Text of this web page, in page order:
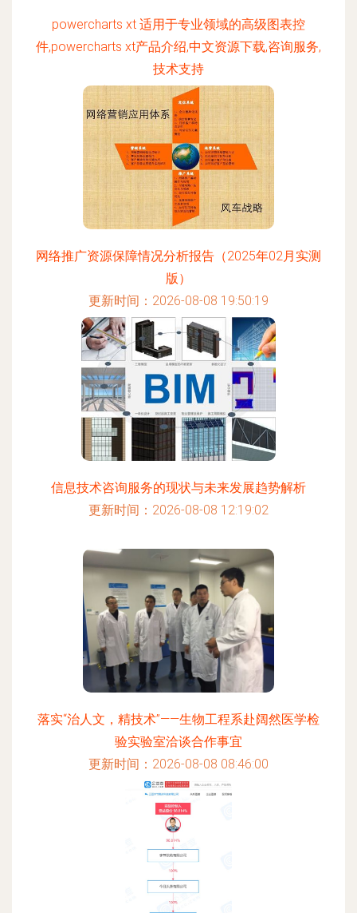
powercharts xt 适用于专业领域的高级图表控
件,powercharts xt产品介绍,中文资源下载,咨询服务,
技术支持
更新时间：2026-08-08 01:44:55
网络推广资源保障情况分析报告（2025年02月实测
版）
更新时间：2026-08-08 19:50:19
信息技术咨询服务的现状与未来发展趋势解析
更新时间：2026-08-08 12:19:02
落实“治人文，精技术”——生物工程系赴阔然医学检
验实验室洽谈合作事宜
更新时间：2026-08-08 08:46:00